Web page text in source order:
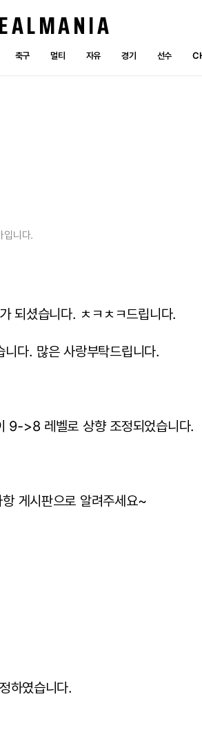
축구 멀티 자유 경기 선수
입니다.
되셨습니다. ㅊㅋㅊㅋ드립니다.
다. 많은 사랑부탁드립니다.
9->8 레벨로 상향 조정되었습니다.
게시판으로 알려주세요~
하였습니다.